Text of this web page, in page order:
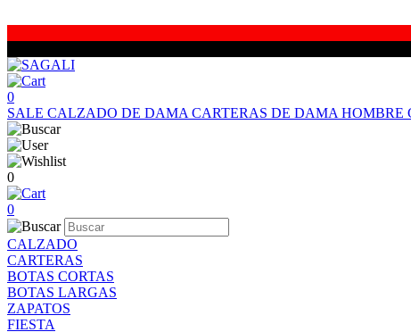
0
SALE CALZADO DE DAMA CARTERAS DE DAMA HOMBRE
0
0
CALZADO
CARTERAS
BOTAS CORTAS
BOTAS LARGAS
ZAPATOS
FIESTA